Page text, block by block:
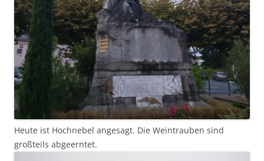
Heute ist Hochnebel angesagt. Die Weintrauben sind
großteils abgeerntet.